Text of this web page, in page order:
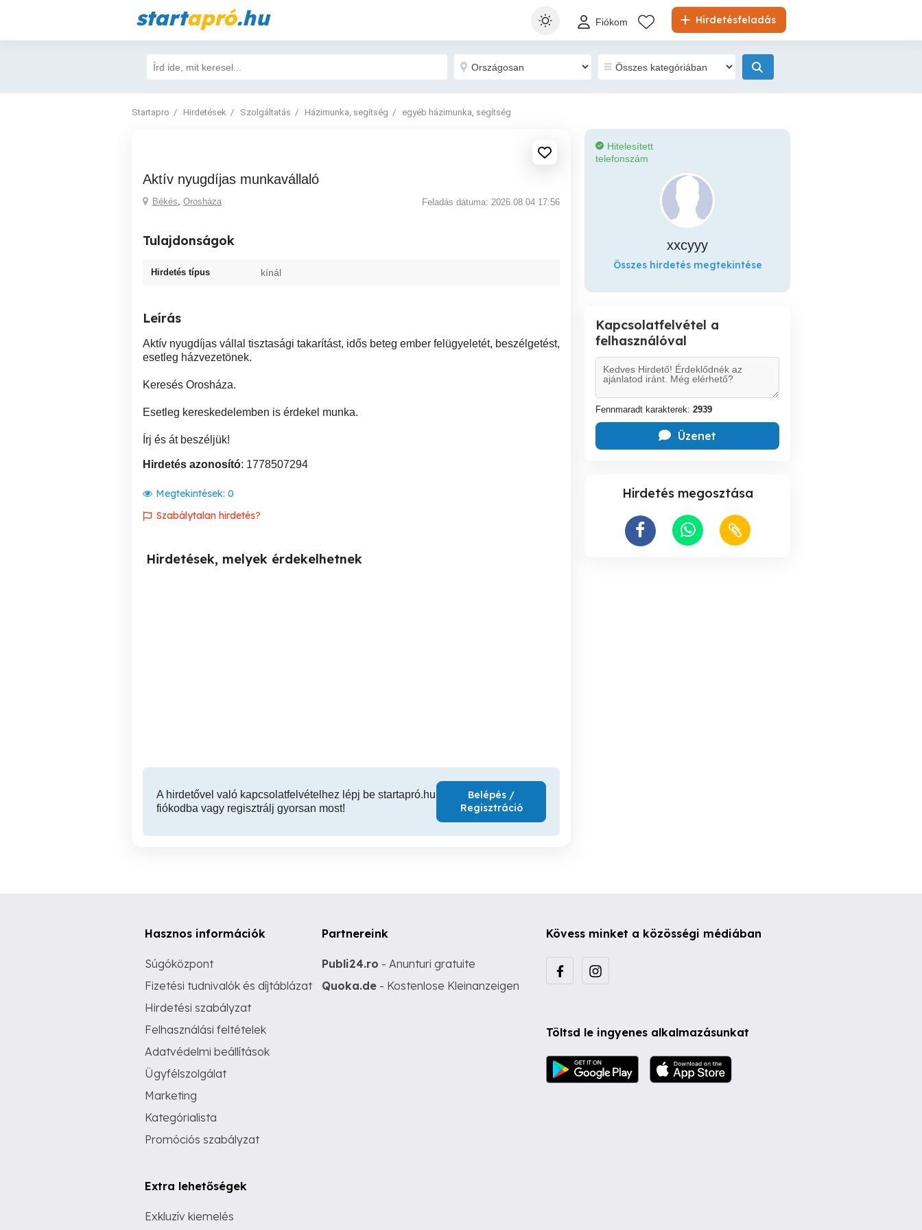
startapró.hu Hirdetésfeladás
Fiókom
Startapro Hirdetések Szolgáltatás Házimunka, segítség egyéb házimunka, segítség
Aktív nyugdíjas munkavállaló
Békés, Orosháza Feladás dátuma: 2026.08.04 17:56
Tulajdonságok
Hirdetés típus kínál
Leírás
Aktív nyugdíjas vállal tisztasági takarítást, idős beteg ember felügyeletét, beszélgetést,
esetleg házvezetönek.
Keresés Orosháza.
Esetleg kereskedelemben is érdekel munka.
Írj és át beszéljük!
Hirdetés azonosító: 1778507294
Megtekintések: 0
Szabálytalan hirdetés?
Hirdetések, melyek érdekelhetnek
A hirdetővel való kapcsolatfelvételhez lépj be startapró.hu
fiókodba vagy regisztrálj gyorsan most!
Belépés /
Regisztráció
Hitelesített
telefonszám
xxcyyy
Összes hirdetés megtekintése
Kapcsolatfelvétel a
felhasználóval
Fennmaradt karakterek: 2939
Üzenet
Hirdetés megosztása
Hasznos információk
Súgóközpont
Fizetési tudnivalók és díjtáblázat
Hirdetési szabályzat
Felhasználási feltételek
Adatvédelmi beállítások
Ügyfélszolgálat
Marketing
Kategórialista
Promóciós szabályzat
Extra lehetőségek
Exkluzív kiemelés
Partnereink
Publi24.ro - Anunturi gratuite
Quoka.de - Kostenlose Kleinanzeigen
Kövess minket a közösségi médiában
Töltsd le ingyenes alkalmazásunkat